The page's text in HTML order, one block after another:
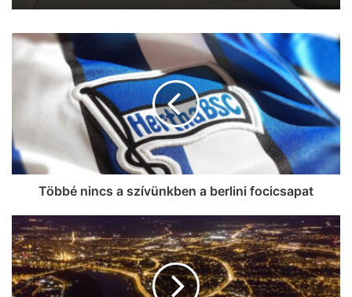
Tíz éve nem volt olyan alacsony az
infláció, mint most
Többé nincs a szívünkben a berlini focicsapat